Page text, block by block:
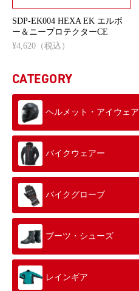
SDP-EK004 HEXA EK エルボ
ー＆ニープロテクターCE
¥4,620（税込）
CATEGORY
ヘルメット・アイウェア
バイクウェアー
バイクグローブ
ブーツ・シューズ
レインギア